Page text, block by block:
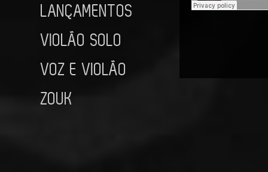
LANÇAMENTOS
VIOLÃO SOLO
VOZ E VIOLÃO
ZOUK